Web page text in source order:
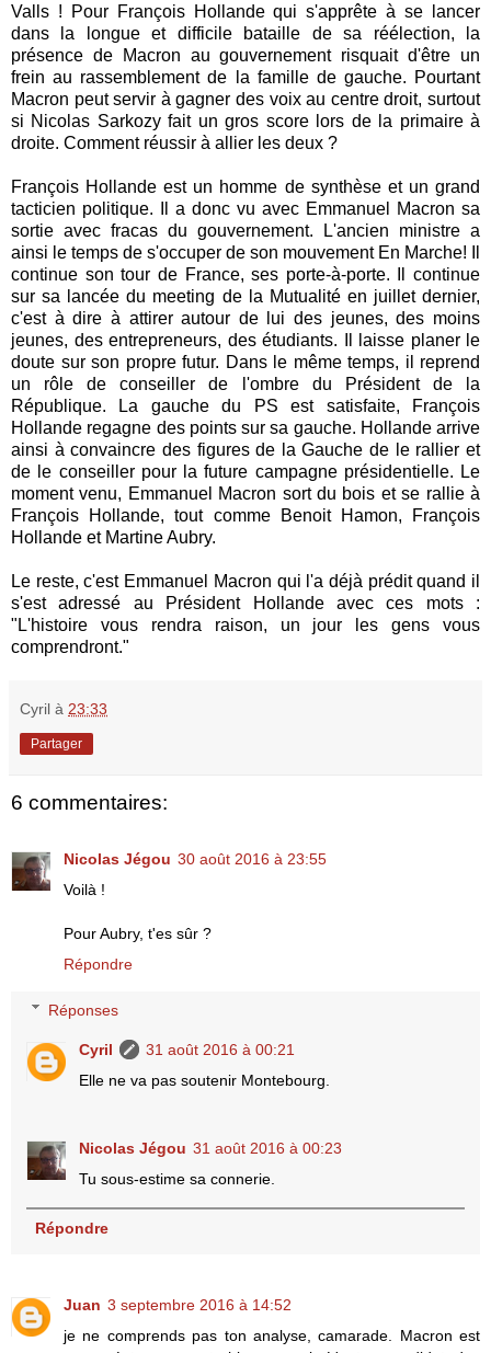
Valls ! Pour François Hollande qui s'apprête à se lancer
dans la longue et difficile bataille de sa réélection, la
présence de Macron au gouvernement risquait d'être un
frein au rassemblement de la famille de gauche. Pourtant
Macron peut servir à gagner des voix au centre droit, surtout
si Nicolas Sarkozy fait un gros score lors de la primaire à
droite. Comment réussir à allier les deux ?
François Hollande est un homme de synthèse et un grand
tacticien politique. Il a donc vu avec Emmanuel Macron sa
sortie avec fracas du gouvernement. L'ancien ministre a
ainsi le temps de s'occuper de son mouvement En Marche! Il
continue son tour de France, ses porte-à-porte. Il continue
sur sa lancée du meeting de la Mutualité en juillet dernier,
c'est à dire à attirer autour de lui des jeunes, des moins
jeunes, des entrepreneurs, des étudiants. Il laisse planer le
doute sur son propre futur. Dans le même temps, il reprend
un rôle de conseiller de l'ombre du Président de la
République. La gauche du PS est satisfaite, François
Hollande regagne des points sur sa gauche. Hollande arrive
ainsi à convaincre des figures de la Gauche de le rallier et
de le conseiller pour la future campagne présidentielle. Le
moment venu, Emmanuel Macron sort du bois et se rallie à
François Hollande, tout comme Benoit Hamon, François
Hollande et Martine Aubry.
Le reste, c'est Emmanuel Macron qui l'a déjà prédit quand il
s'est adressé au Président Hollande avec ces mots :
"L'histoire vous rendra raison, un jour les gens vous
comprendront."
Cyril à 23:33
Partager
6 commentaires:
Nicolas Jégou 30 août 2016 à 23:55
Voilà !
Pour Aubry, t'es sûr ?
Répondre
Réponses
Cyril
31 août 2016 à 00:21
Elle ne va pas soutenir Montebourg.
Nicolas Jégou 31 août 2016 à 00:23
Tu sous-estime sa connerie.
Répondre
Juan 3 septembre 2016 à 14:52
je ne comprends pas ton analyse, camarade. Macron est